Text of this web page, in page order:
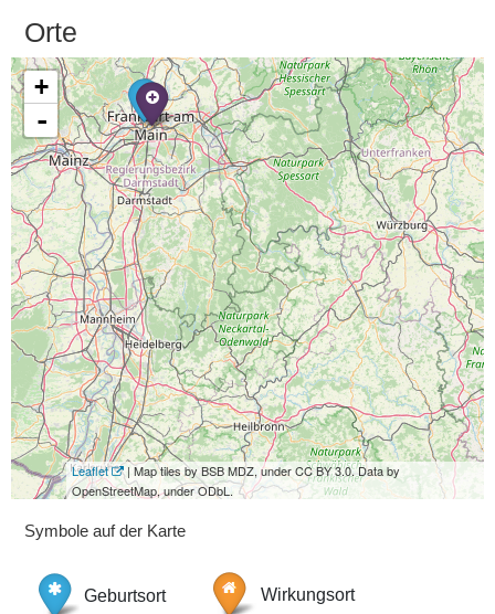
Orte
+
-
Leaflet
| Map tiles by BSB MDZ, under CC BY 3.0. Data by
OpenStreetMap, under ODbL.
Symbole auf der Karte
Geburtsort Wirkungsort